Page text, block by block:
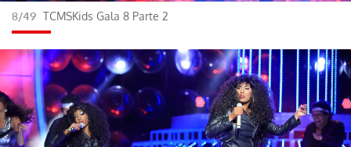
8/49 TCMSKids Gala 8 Parte 2